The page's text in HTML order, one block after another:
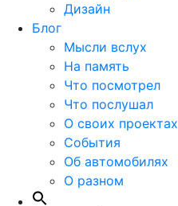
Дизайн
Блог
Мысли вслух
На память
Что посмотрел
Что послушал
О своих проектах
События
Об автомобилях
О разном